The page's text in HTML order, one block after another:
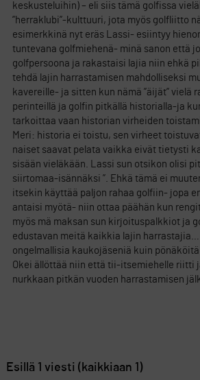
keskusteluihin) – eli siis tämä golfissa
”herraklubi”-kulttuuri, jota myös golfliitto
esimerkkinä nyt eräs Lassi- esiintyy
tuntevana golfmiehenä- minä sanon että
golfpersoona ja rakastaisi lajia niin ehkä
tehdä lajin harrastamisen mahdolliseksi
kavereille- ja sitten kun nämä ”äijät” vielä
perinteillä ja golfin pitkällä historialla-ja
tarkoittaa vaan historian virheiden
Meri: historia ei toistu, sen virheet
naiset saavat pelata vaikka eivät tietysti
sisään vieläkään. Lassi sun otsikon olisi
siirtomaa-isännäksi ”. Ehkä tämä ei
itsekin käyttää paljon rahaa golfiin- jopa
antaisi myötä- niin ottaa päähän kun
myös mä maksan sun kirjoituspalkkiot ja
edustavan meitä kaikkia lajin
ongelmallisia kaukojäseniä kuin
Okei ällöttää niin että tii-itsemiehelle riitti
nurkkaan pitkän vuoden harrastamisen
Esillä 1 viesti (kaikkiaan 1)